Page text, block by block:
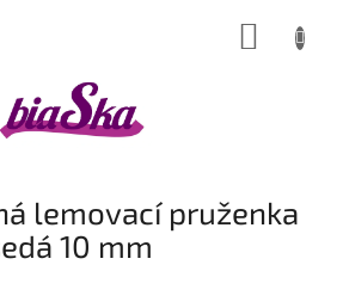
lemovací pruženka
10 mm